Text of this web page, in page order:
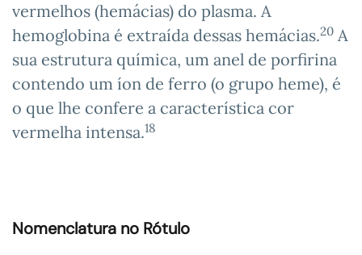
vermelhos (hemácias) do plasma. A
hemoglobina é extraída dessas hemácias.20 A
sua estrutura química, um anel de porfirina
contendo um íon de ferro (o grupo heme), é
o que lhe confere a característica cor
vermelha intensa.18
Nomenclatura no Rótulo